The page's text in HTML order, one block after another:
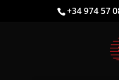
+34 974 57